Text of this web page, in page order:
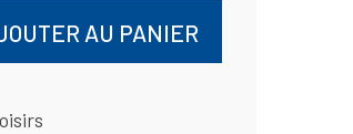
AU PANIER